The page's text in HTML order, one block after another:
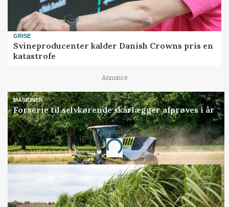
GRISE
Svineproducenter kalder Danish Crowns pris en
katastrofe
Annonce
MASKINER
Forserie til selvkørende skårlægger afprøves i år
Annonce
Loading...